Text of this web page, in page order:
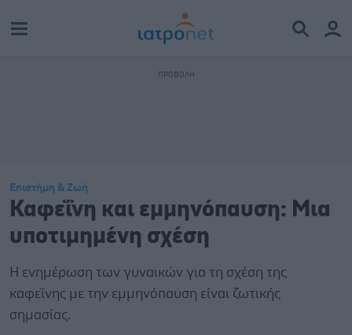
Επιστήμη & Ζωή
Καφεΐνη και εμμηνόπαυση: Μια
υποτιμημένη σχέση
Η ενημέρωση των γυναικών για τη σχέση της
καφεΐνης με την εμμηνόπαυση είναι ζωτικής
σημασίας.